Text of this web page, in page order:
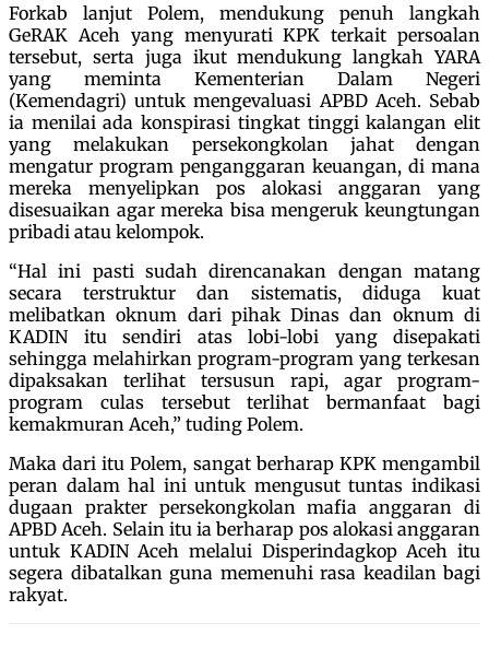
Forkab lanjut Polem, mendukung penuh langkah
GeRAK Aceh yang menyurati KPK terkait persoalan
tersebut, serta juga ikut mendukung langkah YARA
yang meminta Kementerian Dalam Negeri
(Kemendagri) untuk mengevaluasi APBD Aceh. Sebab
ia menilai ada konspirasi tingkat tinggi kalangan elit
yang melakukan persekongkolan jahat dengan
mengatur program penganggaran keuangan, di mana
mereka menyelipkan pos alokasi anggaran yang
disesuaikan agar mereka bisa mengeruk keungtungan
pribadi atau kelompok.
“Hal ini pasti sudah direncanakan dengan matang
secara terstruktur dan sistematis, diduga kuat
melibatkan oknum dari pihak Dinas dan oknum di
KADIN itu sendiri atas lobi-lobi yang disepakati
sehingga melahirkan program-program yang terkesan
dipaksakan terlihat tersusun rapi, agar program-
program culas tersebut terlihat bermanfaat bagi
kemakmuran Aceh,” tuding Polem.
Maka dari itu Polem, sangat berharap KPK mengambil
peran dalam hal ini untuk mengusut tuntas indikasi
dugaan prakter persekongkolan mafia anggaran di
APBD Aceh. Selain itu ia berharap pos alokasi anggaran
untuk KADIN Aceh melalui Disperindagkop Aceh itu
segera dibatalkan guna memenuhi rasa keadilan bagi
rakyat.